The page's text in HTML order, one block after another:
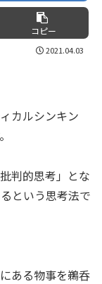
コピー
2021.04.03
カルシンキン
判的思考」とな
という思考法で
ある物事を鵜呑